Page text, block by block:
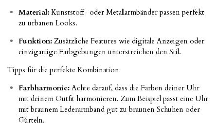
Material:Kunststoff- oder Metallarmbänder passen perfekt
zu urbanen Looks.
Funktion:Zusätzliche Features wie digitale Anzeigen oder
einzigartige Farbgebungen unterstreichen den Stil.
Tipps für die perfekte Kombination
Farbharmonie:Achte darauf, dass die Farben deiner Uhr
mit deinem Outfit harmonieren. Zum Beispiel passt eine Uhr
mit braunem Lederarmband gut zu braunen Schuhen oder
Gürteln.